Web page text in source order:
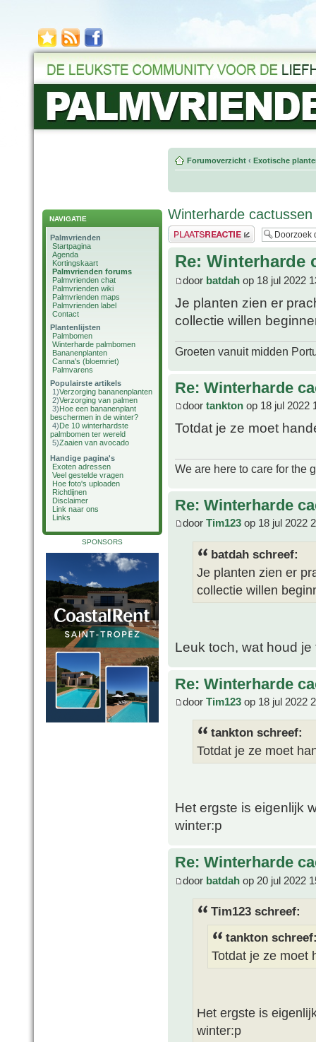
NAVIGATIE
Palmvrienden
Startpagina
Agenda
Kortingskaart
Palmvrienden forums
Palmvrienden chat
Palmvrienden wiki
Palmvrienden maps
Palmvrienden label
Contact
Plantenlijsten
Palmbomen
Winterharde palmbomen
Bananenplanten
Canna's (bloemriet)
Palmvarens
Populairste artikels
1)Verzorging bananenplanten
2)Verzorging van palmen
3)Hoe een bananenplant
beschermen in de winter?
4)De 10 winterhardste
palmbomen ter wereld
5)Zaaien van avocado
Handige pagina's
Exoten adressen
Veel gestelde vragen
Hoe foto's uploaden
Richtlijnen
Disclaimer
Link naar ons
Links
SPONSORS
Forumoverzicht ‹ Exotische
Winterharde cactussen
Plaats een reactie
Re: Winterharde
door batdah op 18 jul 2022
Je planten zien er
collectie willen
Groeten vanuit midden
Re: Winterharde
door tankton op 18 jul 2022
Totdat je ze moet
We are here to care for the
Re: Winterharde
door Tim123 op 18 jul 2022
batdah schreef:
Je planten zien er
collectie willen
Leuk toch, wat houd je
Re: Winterharde
door Tim123 op 18 jul 2022
tankton schreef:
Totdat je ze moet
Het ergste is eigenlijk
winter:p
Re: Winterharde
door batdah op 20 jul 2022
Tim123 schreef:
tankton
Totdat je ze moet
Het ergste is
winter:p